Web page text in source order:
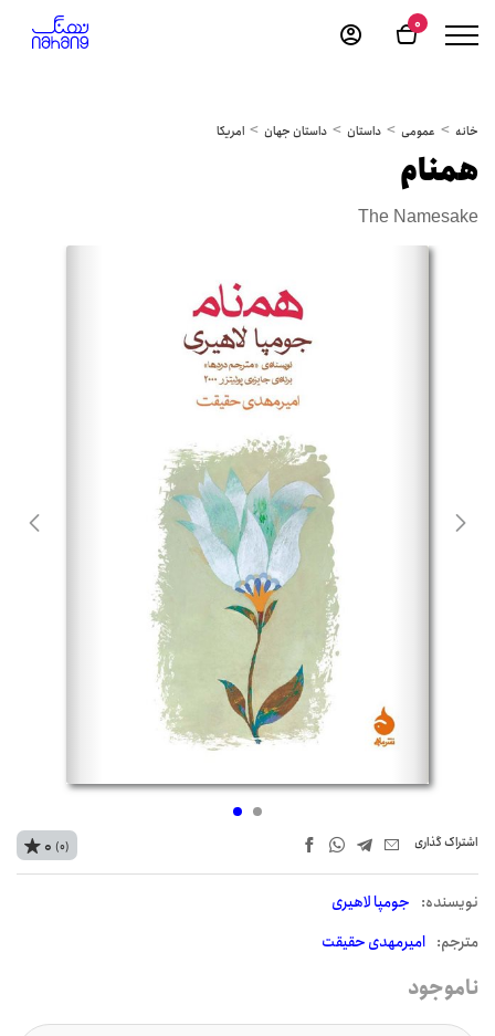
0
خانه عمومی داستان داستان جهان امریکا
همنام
The Namesake
اشتراک‌ گذاری
نويسنده: جومپا لاهیری
مترجم: امیرمهدی حقیقت
0 (0)
ناموجود